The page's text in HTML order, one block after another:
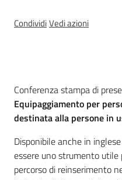
Attività
Per i cittadini
CondividiVedi azioni
Cos'è
Conferenza stampa di
Equipaggiamento per
destinata alla persone in
Disponibile anche in
essere uno strumento
percorso di reinserimento